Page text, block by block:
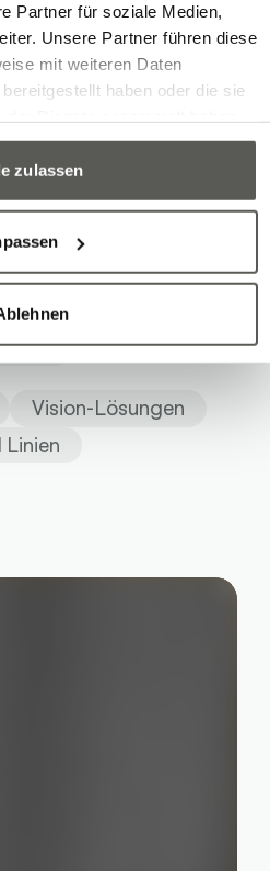
Partner für soziale Medien,
Unsere Partner führen diese
mit weiteren Daten
haben oder die sie
zulassen
1 von
5
Kunststoff
Vision-Lösungen
Linien